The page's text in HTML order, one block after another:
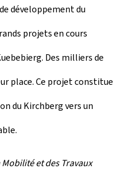
développement du
projets en cours
Des milliers de
place. Ce projet constitue
du Kirchberg vers un
et des Travaux